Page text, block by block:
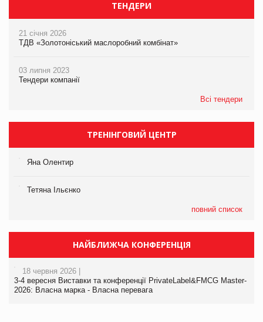
ТЕНДЕРИ
21 січня 2026
ТДВ «Золотоніський маслоробний комбінат»
03 липня 2023
Тендери компанії
Всі тендери
ТРЕНІНГОВИЙ ЦЕНТР
Яна Олентир
Тетяна Ільєнко
повний список
НАЙБЛИЖЧА КОНФЕРЕНЦІЯ
18 червня 2026 |
3-4 вересня Виставки та конференції PrivateLabel&FMCG Master-
2026: Власна марка - Власна перевага